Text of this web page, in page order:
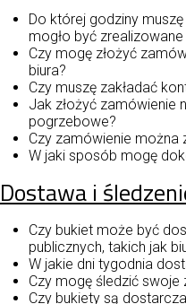
Do której godziny
mogło być
Czy mogę złożyć
biura?
Czy muszę zakładać
Jak złożyć zamówienie
pogrzebowe?
Czy zamówienie można
W jaki sposób mogę
Dostawa i
Czy bukiet może być
publicznych, takich jak
W jakie dni tygodnia
Czy mogę śledzić swoje
Czy bukiety są